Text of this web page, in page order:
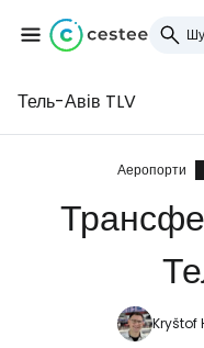
Тель-Авів TLV
Аеропорти
Kryštof
... світова